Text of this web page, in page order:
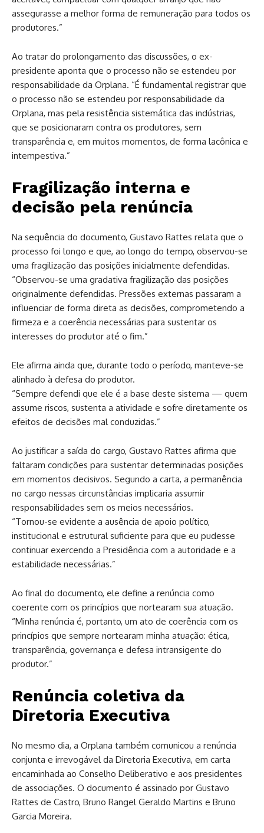
assegurasse a melhor forma de remuneração para todos os
produtores.”
Ao tratar do prolongamento das discussões, o ex-
presidente aponta que o processo não se estendeu por
responsabilidade da Orplana. “É fundamental registrar que
o processo não se estendeu por responsabilidade da
Orplana, mas pela resistência sistemática das indústrias,
que se posicionaram contra os produtores, sem
transparência e, em muitos momentos, de forma lacônica e
intempestiva.”
Fragilização interna e
decisão pela renúncia
Na sequência do documento, Gustavo Rattes relata que o
processo foi longo e que, ao longo do tempo, observou-se
uma fragilização das posições inicialmente defendidas.
“Observou-se uma gradativa fragilização das posições
originalmente defendidas. Pressões externas passaram a
influenciar de forma direta as decisões, comprometendo a
firmeza e a coerência necessárias para sustentar os
interesses do produtor até o fim.”
Ele afirma ainda que, durante todo o período, manteve-se
alinhado à defesa do produtor.
“Sempre defendi que ele é a base deste sistema — quem
assume riscos, sustenta a atividade e sofre diretamente os
efeitos de decisões mal conduzidas.”
Ao justificar a saída do cargo, Gustavo Rattes afirma que
faltaram condições para sustentar determinadas posições
em momentos decisivos. Segundo a carta, a permanência
no cargo nessas circunstâncias implicaria assumir
responsabilidades sem os meios necessários.
“Tornou-se evidente a ausência de apoio político,
institucional e estrutural suficiente para que eu pudesse
continuar exercendo a Presidência com a autoridade e a
estabilidade necessárias.”
Ao final do documento, ele define a renúncia como
coerente com os princípios que nortearam sua atuação.
“Minha renúncia é, portanto, um ato de coerência com os
princípios que sempre nortearam minha atuação: ética,
transparência, governança e defesa intransigente do
produtor.”
Renúncia coletiva da
Diretoria Executiva
No mesmo dia, a Orplana também comunicou a renúncia
conjunta e irrevogável da Diretoria Executiva, em carta
encaminhada ao Conselho Deliberativo e aos presidentes
de associações. O documento é assinado por Gustavo
Rattes de Castro, Bruno Rangel Geraldo Martins e Bruno
Garcia Moreira.